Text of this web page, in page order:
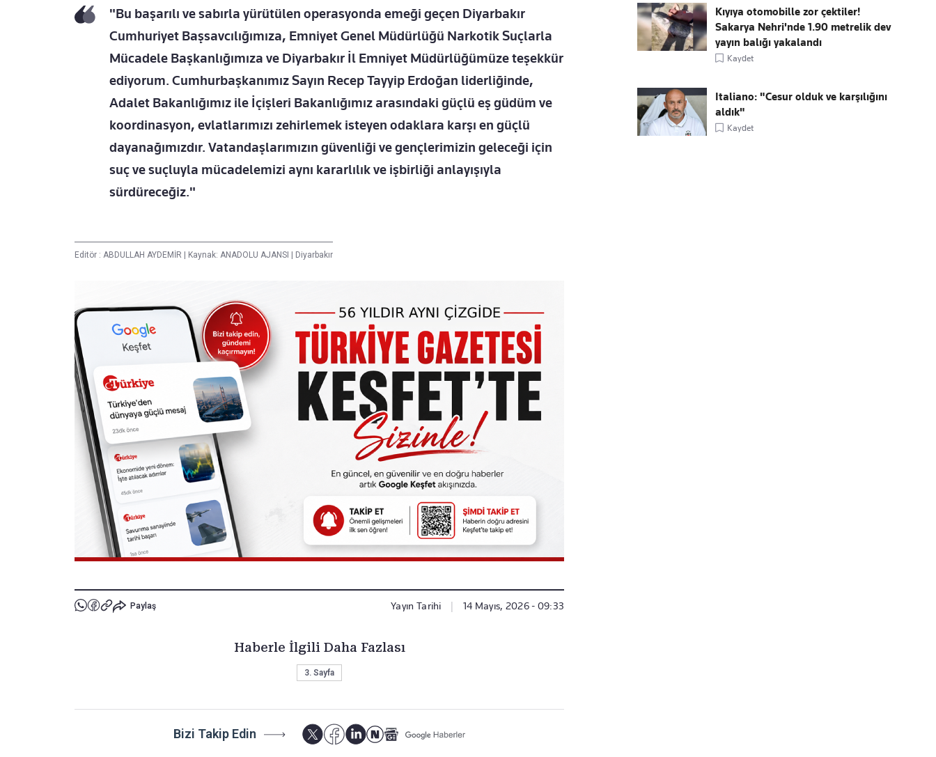
"Bu başarılı ve sabırla yürütülen operasyonda emeği geçen Diyarbakır
Cumhuriyet Başsavcılığımıza, Emniyet Genel Müdürlüğü Narkotik Suçlarla
Mücadele Başkanlığımıza ve Diyarbakır İl Emniyet Müdürlüğümüze teşekkür
ediyorum. Cumhurbaşkanımız Sayın Recep Tayyip Erdoğan liderliğinde,
Adalet Bakanlığımız ile İçişleri Bakanlığımız arasındaki güçlü eş güdüm ve
koordinasyon, evlatlarımızı zehirlemek isteyen odaklara karşı en güçlü
dayanağımızdır. Vatandaşlarımızın güvenliği ve gençlerimizin geleceği için
suç ve suçluyla mücadelemizi aynı kararlılık ve işbirliği anlayışıyla
sürdüreceğiz."
Editör : ABDULLAH AYDEMİR | Kaynak: ANADOLU AJANSI | Diyarbakır
Paylaş Yayın Tarihi 14 Mayıs, 2026 - 09:33
Haberle İlgili Daha Fazlası
3. Sayfa
Bizi Takip Edin
Kıyıya otomobille zor çektiler!
Sakarya Nehri'nde 1.90 metrelik dev
yayın balığı yakalandı
Kaydet
Italiano: "Cesur olduk ve karşılığını
aldık"
Kaydet